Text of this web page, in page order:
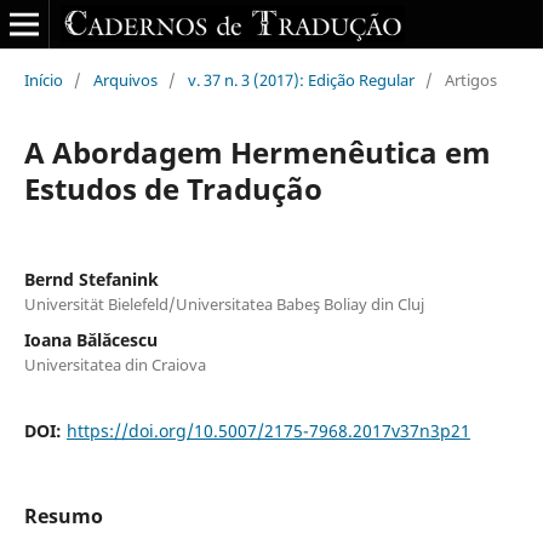
Início / Arquivos / v. 37 n. 3 (2017): Edição Regular / Artigos
A Abordagem Hermenêutica em
Estudos de Tradução
Bernd Stefanink
Universität Bielefeld/Universitatea Babeş Boliay din Cluj
Ioana Bălăcescu
Universitatea din Craiova
DOI: https://doi.org/10.5007/2175-7968.2017v37n3p21
Resumo